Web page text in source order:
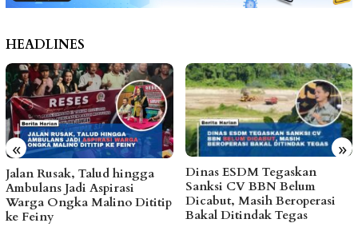
HEADLINES
« »
Dinas ESDM Tegaskan
Sanksi CV BBN Belum
Dicabut, Masih Beroperasi
Bakal Ditindak Tegas
Abaikan Sanksi ESDM,
Galian C di Sungai Baliara
Terus Beroperasi